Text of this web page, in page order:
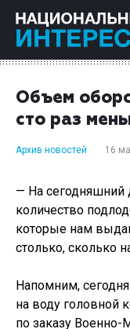
Объем
сто раз
Архив новостей 16
— На
количество
которые нам
столько, сколько
Напомним,
на воду головной
по заказу